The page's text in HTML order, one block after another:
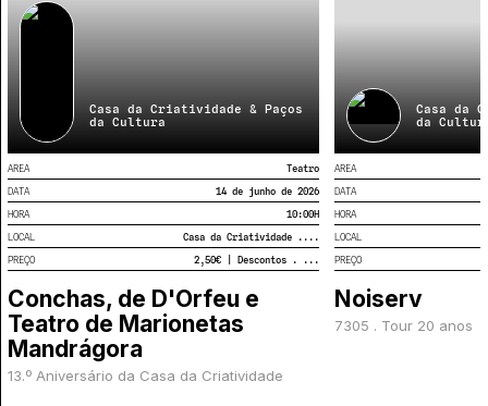
Casa da Criatividade & Paços
da Cultura
AREA
Teatro
DATA
14 de junho de 2026
HORA
10:00H
LOCAL
Casa da Criatividade ....
PREÇO
2,50€ | Descontos . ...
Conchas, de D'Orfeu e
Teatro de Marionetas
Mandrágora
13.º Aniversário da Casa da Criatividade
Casa da
da
AREA
DATA
HORA
LOCAL
PREÇO
Noiserv
7305 . Tour 20 anos